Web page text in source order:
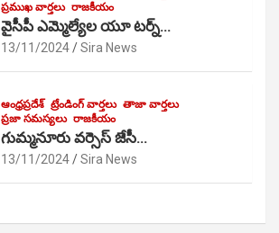
ప్రముఖ వార్తలు రాజకీయం
వైసీపీ ఎమ్మెల్యేల యూ టర్న్…
13/11/2024 Sira News
ఆంధ్రప్రదేశ్ ట్రేండింగ్ వార్తలు తాజా వార్తలు
ప్రజా సమస్యలు రాజకీయం
గుమ్మనూరు వర్సెస్ జేసీ…
13/11/2024 Sira News